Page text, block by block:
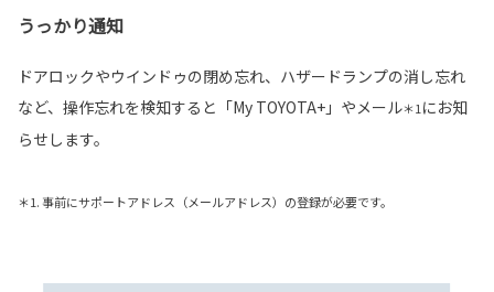
うっかり通知
ドアロックやウインドゥの閉め忘れ、ハザードランプの消し忘れ
など、操作忘れを検知すると「My TOYOTA+」やメール＊1 にお知
らせします。
＊1. 事前にサポートアドレス（メールアドレス）の登録が必要です。